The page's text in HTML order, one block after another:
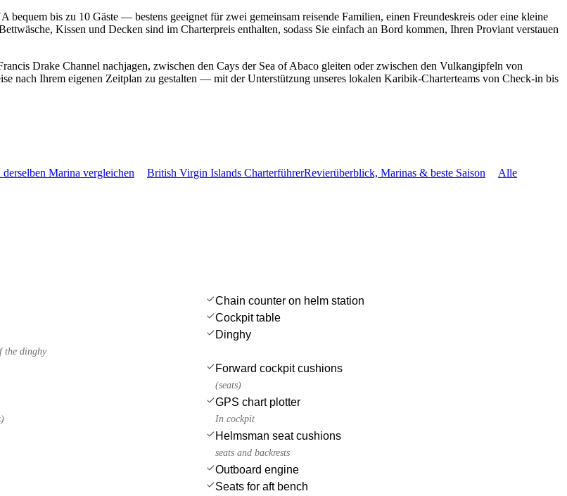
bis zu 10 Gäste — bestens geeignet für zwei gemeinsam reisende Familien, einen Freundeskreis oder eine kleine
Kissen und Decken sind im Charterpreis enthalten, sodass Sie einfach an Bord kommen, Ihren Proviant verstauen
Drake Channel nachjagen, zwischen den Cays der Sea of Abaco gleiten oder zwischen den Vulkangipfeln von
nach Ihrem eigenen Zeitplan zu gestalten — mit der Unterstützung unseres lokalen Karibik-Charterteams von Check-in bis
Marina vergleichen British Virgin Islands CharterführerRevierüberblick, Marinas & beste Saison
Alle
Chain counter on helm station
Cockpit table
the dinghy
Dinghy
Forward cockpit cushions
(seats)
GPS chart plotter
In cockpit
Helmsman seat cushions
seats and backrests
Outboard engine
Seats for aft bench